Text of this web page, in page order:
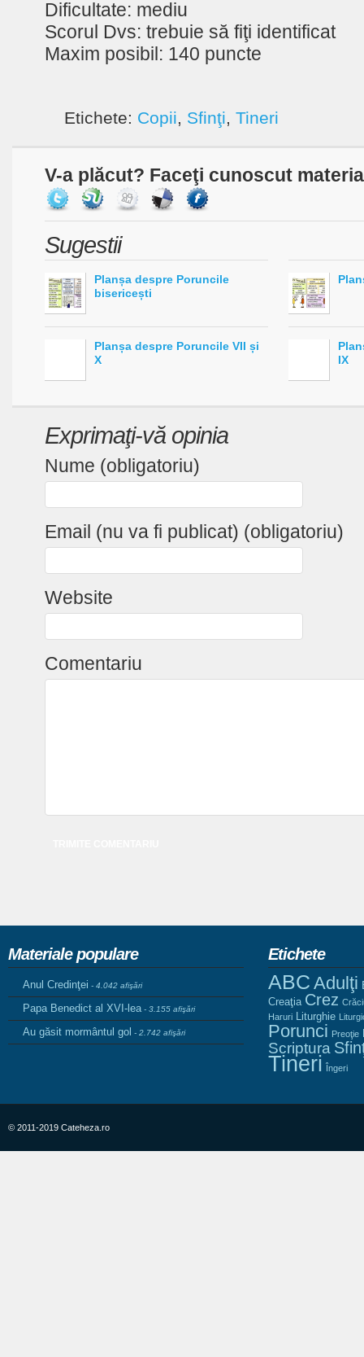
Dificultate: mediu
Scorul Dvs: trebuie să fiţi identificat
Maxim posibil: 140 puncte
Etichete: Copii, Sfinţi, Tineri
V-a plăcut? Faceţi cunoscut
Sugestii
Planșa despre Poruncile
bisericești
Planșa despre Poruncile VII și
X
IX
Exprimaţi-vă opinia
Nume (obligatoriu)
Email (nu va fi publicat) (obligatoriu)
Website
Comentariu
Materiale populare
Anul Credinţei - 4.042 afişări
Papa Benedict al XVI-lea- 3.155 afişări
Au găsit mormântul gol - 2.742 afişări
Etichete
ABC Adulţi
Creaţia Crez
Haruri Liturghie
Porunci Preoţie
Scriptura
Tineri Îngeri
© 2011-2019 Cateheza.ro